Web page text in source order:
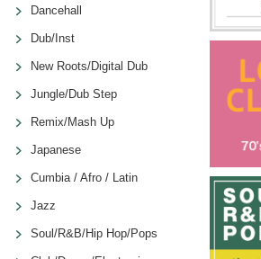
Dancehall
Dub/Inst
New Roots/Digital Dub
Jungle/Dub Step
Remix/Mash Up
Japanese
Cumbia / Afro / Latin
Jazz
Soul/R&B/Hip Hop/Pops